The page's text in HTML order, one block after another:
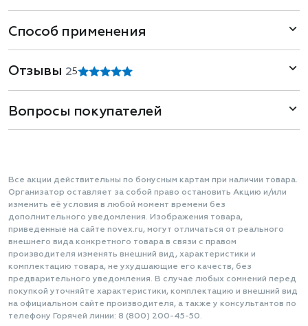
Способ применения
Отзывы 25
Вопросы покупателей
Все акции действительны по бонусным картам при наличии товара.
Организатор оставляет за собой право остановить Акцию и/или
изменить её условия в любой момент времени без
дополнительного уведомления. Изображения товара,
приведенные на сайте novex.ru, могут отличаться от реального
внешнего вида конкретного товара в связи с правом
производителя изменять внешний вид, характеристики и
комплектацию товара, не ухудшающие его качеств, без
предварительного уведомления. В случае любых сомнений перед
покупкой уточняйте характеристики, комплектацию и внешний вид
на официальном сайте производителя, а также у консультантов по
телефону Горячей линии: 8 (800) 200-45-50.